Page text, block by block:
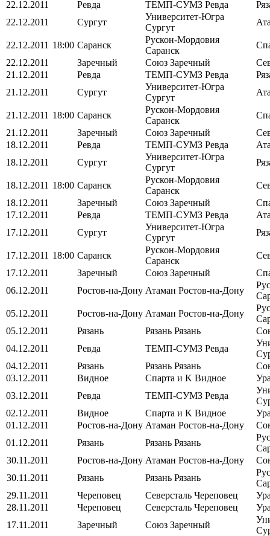
22.12.2011 Ревда ТЕМП-СУМЗ Ревда
22.12.2011
Сургут
Университет-Югра
Сургут
22.12.2011 18:00 Саранск
Рускон-Мордовия
Саранск
22.12.2011
Заречный Союз Заречный
21.12.2011
Ревда ТЕМП-СУМЗ Ревда
21.12.2011
Сургут
Университет-Югра
Сургут
21.12.2011 18:00 Саранск
Рускон-Мордовия
Саранск
21.12.2011
Заречный Союз Заречный
18.12.2011
Ревда ТЕМП-СУМЗ Ревда
18.12.2011
Сургут
Университет-Югра
Сургут
18.12.2011 18:00 Саранск
Рускон-Мордовия
Саранск
18.12.2011
Заречный Союз Заречный
17.12.2011
Ревда ТЕМП-СУМЗ Ревда
17.12.2011
Сургут
Университет-Югра
Сургут
17.12.2011 18:00 Саранск
Рускон-Мордовия
Саранск
17.12.2011
Заречный Союз Заречный
06.12.2011
Ростов-на-Дону Атаман Ростов-на-Дону
05.12.2011
Ростов-на-Дону Атаман Ростов-на-Дону
05.12.2011
Рязань Рязань Рязань
04.12.2011
Ревда ТЕМП-СУМЗ Ревда
04.12.2011
Рязань Рязань Рязань
03.12.2011
Видное Спарта и K Видное
03.12.2011
Ревда ТЕМП-СУМЗ Ревда
02.12.2011
Видное Спарта и K Видное
01.12.2011
Ростов-на-Дону Атаман Ростов-на-Дону
01.12.2011
Рязань Рязань Рязань
30.11.2011
Ростов-на-Дону Атаман Ростов-на-Дону
30.11.2011
Рязань Рязань Рязань
29.11.2011
Череповец Северсталь Череповец
28.11.2011
Череповец Северсталь Череповец
17.11.2011
Заречный Союз Заречный